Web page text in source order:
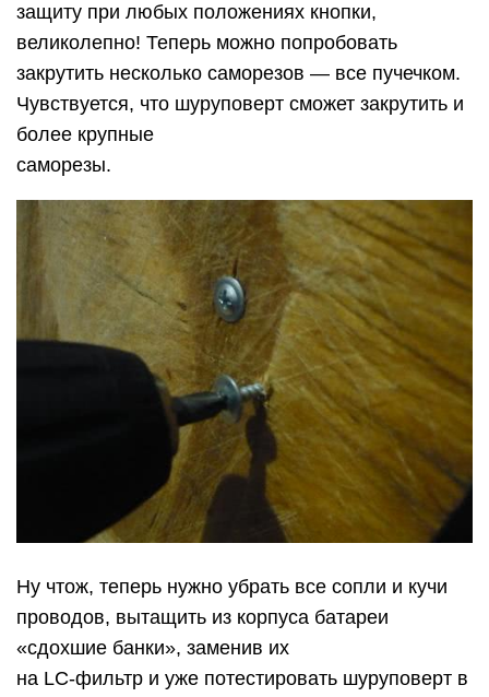
защиту при любых положениях кнопки,
великолепно! Теперь можно попробовать
закрутить несколько саморезов — все пучечком.
Чувствуется, что шуруповерт сможет закрутить и
более крупные
саморезы.
Ну чтож, теперь нужно убрать все сопли и кучи
проводов, вытащить из корпуса батареи
«сдохшие банки», заменив их
на LC-фильтр и уже потестировать шуруповерт в